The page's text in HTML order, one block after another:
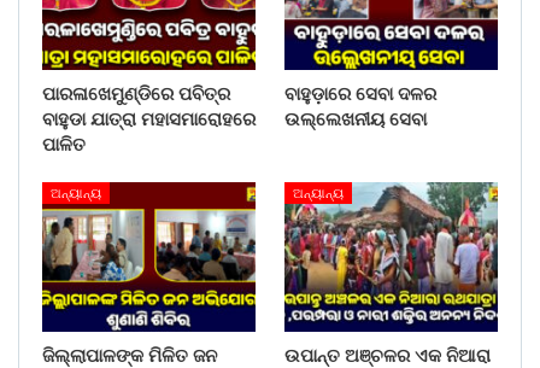
ପ୍ରସ୍ତୁତ କରିବାକୁ ନେଇ କର୍ମଚାରୀ ନାକେଦମ୍ ହୋଇପଡିଥିଲେ ।
ନଦୀରେ ୩ ଜଣ ବୁଡ଼ି ଯାଇଥିବା ଖବର ପାଇ ମହାନଦୀ ପଠାରେ ଯୋବ୍ରା
ଅଞ୍ଚଳର ହଜାର ହଜାର ଲୋକଙ୍କ ଗହଳି ଜମିଥିଲା । ବୁଡ଼ିି ଯାଇଥିବା
ପିଲାମାନଙ୍କ ସମ୍ପର୍କୀୟଙ୍କ କାନ୍ଦରେ ମହାନଦୀ ପଠା ଫାଟିପଡ଼ିଥିଲା ।
ଜିଲ୍ଲାପାଳ ଭବାନୀ ଶଙ୍କର ଚୟନୀଙ୍କ ସମେତ ଅନ୍ୟ
ଅନୁଧ୍ୟାନ କରିଛନ୍ତି ।
Share on:
WhatsApp
ପାରଳାଖେମୁଣ୍ଡିରେ ପବିତ୍ର
ବାହୁଡା ଯାତ୍ରା ମହାସମାରୋହରେ
ପାଳିତ
ବାହୁଡ଼ାରେ ସେବା ଦଳର
ଉଲ୍ଲେଖନୀୟ ସେବା
ଅନ୍ୟାନ୍ୟ
ଜିଲ୍ଲାପାଳଙ୍କ ମିଳିତ ଜନ
ଅନ୍ୟାନ୍ୟ
ଉପାନ୍ତ ଅଞ୍ଚଳର ଏକ ନିଆରା